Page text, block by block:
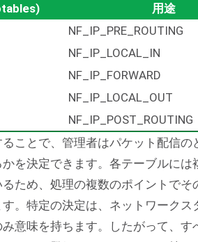
用途
NF_IP_PRE_ROUTING
NF_IP_LOCAL_IN
NF_IP_FORWARD
NF_IP_LOCAL_OUT
NF_IP_POST_ROUTING
ことで、管理者はパケット配信の
を決定できます。各テーブルには
ため、処理の複数のポイントでそ
。特定の決定は、ネットワークス
意味を持ちます。したがって、す